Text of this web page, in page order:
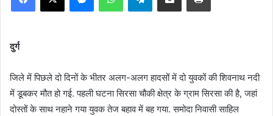
दुर्ग
जिले में पिछले दो दिनों के भीतर अलग-अलग हादसों में दो युवकों की शिवनाथ नदी
में डूबकर मौत हो गई. पहली घटना सिरसा चौकी क्षेत्र के ग्राम सिरसा की है, जहां
दोस्तों के साथ नहाने गया युवक तेज बहाव में बह गया. समोदा निवासी साहिल